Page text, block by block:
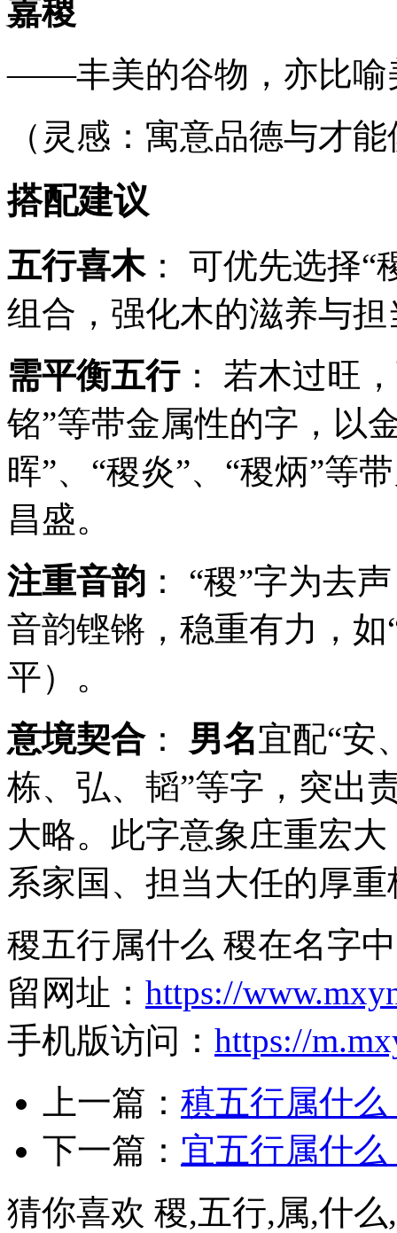
嘉稷
——丰美的谷物，亦比喻
（灵感：寓意品德与才
搭配建议
五行喜木： 可优先选择“
组合，强化木的滋养与
需平衡五行： 若木过旺
铭”等带金属性的字，以
晖”、“稷炎”、“稷炳”等
昌盛。
注重音韵 ： “稷”字为去
音韵铿锵，稳重有力，如
平）。
意境契合： 男名宜配“安
栋、弘、韬”等字，突出
大略。此字意象庄重宏大
系家国、担当大任的厚
稷五行属什么 稷在名字
留网址： https://
手机版访问： https://
上一篇： 稹五行属什
下一篇： 宜五行属什
猜你喜欢 稷,五行,属,什